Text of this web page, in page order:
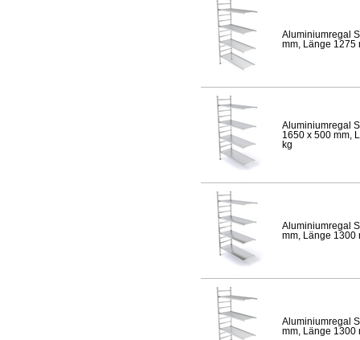
Aluminiumregal
mm, Länge 1275
Aluminiumregal
1650 x 500 mm,
kg
Aluminiumregal
mm, Länge 1300
Aluminiumregal
mm, Länge 1300